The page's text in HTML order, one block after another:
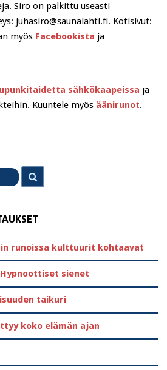
Siro on palkittu useasti
juhasiro@saunalahti.fi. Kotisivut:
myös Facebookista ja
sähkökaapeissa ja
Kuuntele myös äänirunot.
runoissa kulttuurit kohtaavat
sienet
taikuri
koko elämän ajan